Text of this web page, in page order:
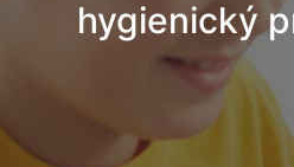
hygienický